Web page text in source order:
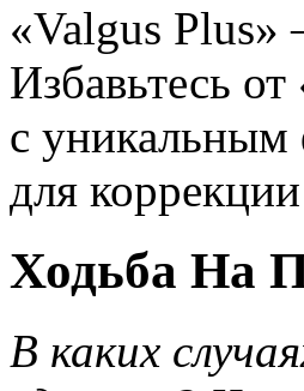
«Valgus Plus»
Избавьтесь
с уникальным
для
Ходьба На
В каких